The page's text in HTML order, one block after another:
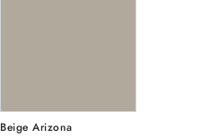
Beige Arizona